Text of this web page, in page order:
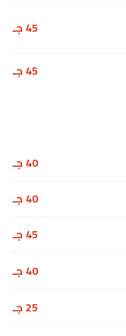
45 جـ
45 جـ
40 جـ
40 جـ
45 جـ
40 جـ
25 جـ